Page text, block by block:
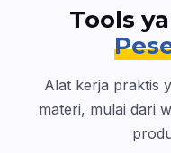
Tools
Alat kerja praktis
materi, mulai dari